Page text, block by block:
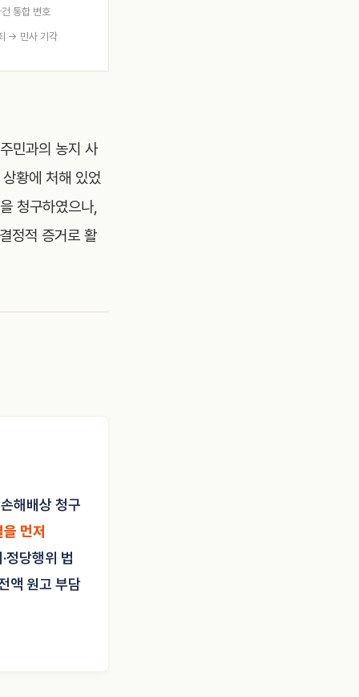
통합 변호
→ 민사 기각
민과의 농지 사
황에 처해 있었
청구하였으나,
정적 증거로 활
해배상 청구
먼저
정당행위 법
액 원고 부담